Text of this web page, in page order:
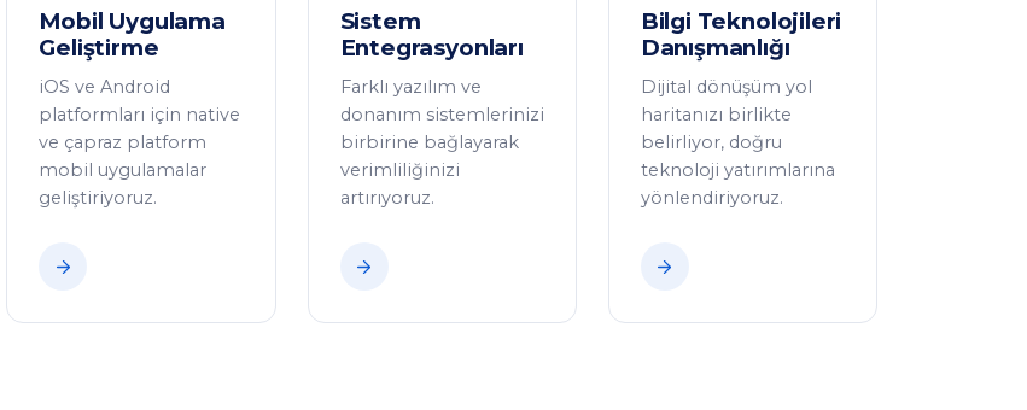
Mobil Uygulama
Geliştirme
iOS ve Android
platformları için native
ve çapraz platform
mobil uygulamalar
geliştiriyoruz.
Sistem
Entegrasyonları
Farklı yazılım ve
donanım sistemlerinizi
birbirine bağlayarak
verimliliğinizi
artırıyoruz.
Bilgi Teknolojileri
Danışmanlığı
Dijital dönüşüm yol
haritanızı birlikte
belirliyor, doğru
teknoloji yatırımlarına
yönlendiriyoruz.